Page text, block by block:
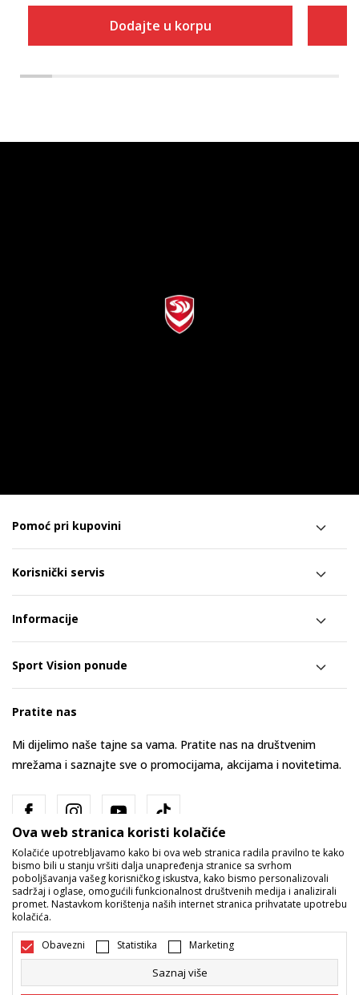
Dodajte u korpu
Pomoć pri kupovini
Korisnički servis
Informacije
Sport Vision ponude
Pratite nas
Mi dijelimo naše tajne sa vama. Pratite nas na društvenim
mrežama i saznajte sve o promocijama, akcijama i novitetima.
Bosna i Hercegovina Promijenite
Ova web stranica koristi kolačiće
Kolačiće upotrebljavamo kako bi ova web stranica radila pravilno te kako
bismo bili u stanju vršiti dalja unapređenja stranice sa svrhom
poboljšavanja vašeg korisničkog iskustva, kako bismo personalizovali
sadržaj i oglase, omogućili funkcionalnost društvenih medija i analizirali
promet. Nastavkom korištenja naših internet stranica prihvatate upotrebu
kolačića.
Obavezni Statistika Marketing
Saznaj više